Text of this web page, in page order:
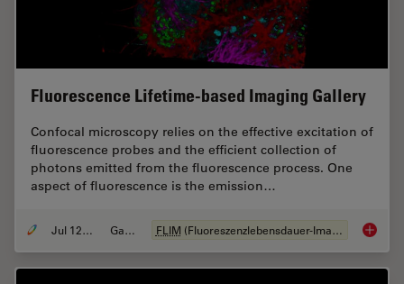
Fluorescence Lifetime-based Imaging Gallery
Confocal microscopy relies on the effective excitation of
fluorescence probes and the efficient collection of
photons emitted from the fluorescence process. One
aspect of fluorescence is the emission…
Jul 12, 2021 Galerie FLIM (Fluoreszenzlebensdauer-Imaging-Mikroskopie)